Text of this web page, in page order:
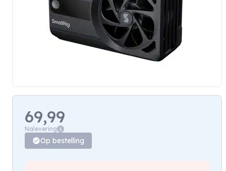
69,99
Nalevering
Op bestelling